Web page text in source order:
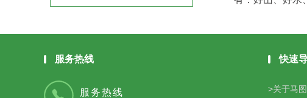
服务热线
服务热线
快速
>关于马图